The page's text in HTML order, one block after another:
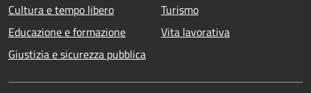
Cultura e tempo libero
Educazione e formazione
Giustizia e sicurezza pubblica
Turismo
Vita lavorativa